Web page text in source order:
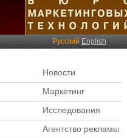
РусскийEnglish
Новости
Маркетинг
Исследования
Агентство рекламы